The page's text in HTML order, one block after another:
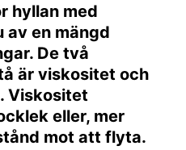
hyllan med
av en mängd
De två
är viskositet och
Viskositet
eller, mer
mot att flyta.